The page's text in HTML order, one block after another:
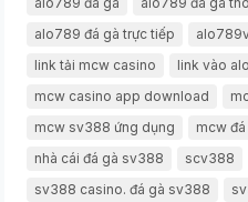
alo789 đá gà trực tiếp
link tải mcw casino
link vào
mcw casino app download
mcw sv388 ứng dụng
mcw
nhà cái đá gà sv388
scv388
sv388 casino. đá gà sv388